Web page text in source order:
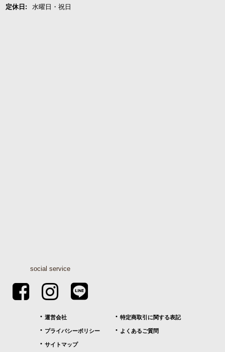
定休日:
水曜日・祝日
social service
運営会社 特定商取引に関する表記
プライバシーポリシー よくあるご質問
サイトマップ